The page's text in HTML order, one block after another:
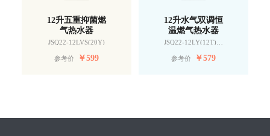
12升五重抑菌燃
气热水器
JSQ22-12LVS(20Y)
参考价 ￥599
12升水气双调恒
温燃气热水器
参考价 ￥579